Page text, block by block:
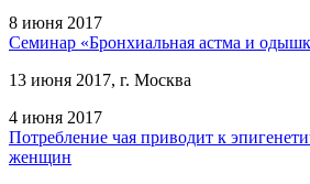
8 июня 2017
Семинар «Бронхиальная астма и
13 июня 2017, г. Москва
4 июня 2017
Потребление чая приводит к
женщин